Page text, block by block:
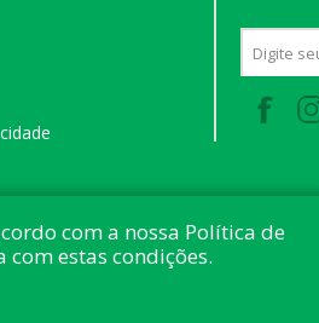
Todos direitos reservados.
com a nossa Política de
estas condições.